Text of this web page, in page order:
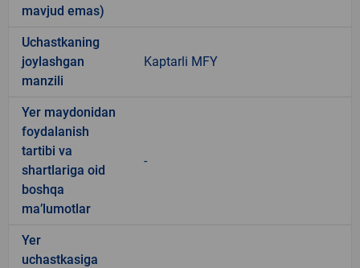
mavjud emas)
Uchastkaning
joylashgan
manzili
Kaptarli MFY
Yer maydonidan
foydalanish
tartibi va
shartlariga oid
boshqa
ma’lumotlar
-
Yer
uchastkasiga